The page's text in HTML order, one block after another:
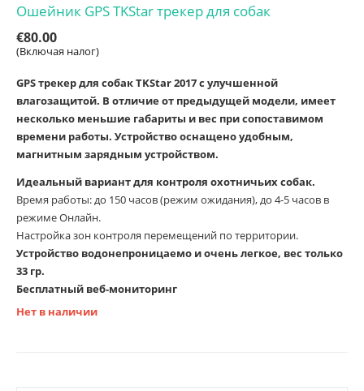
Ошейник GPS TKStar трекер для собак
€80.00
(Включая налог)
GPS трекер для собакTKStar 2017с улучшенной
влагозащитой. В отличие от предыдущей модели, имеет
несколько меньшие габариты и вес при сопоставимом
времени работы. Устройство оснащено удобным,
магнитным зарядным устройством.
Идеальный вариант для контроля охотничьих собак.
Время работы: до 150 часов (режим ожидания), до 4-5 часов в
режиме Онлайн.
Настройка зон контроля перемещений по территории.
Устройство водонепроницаемо и очень легкое, вес только
33 гр.
Бесплатный веб-мониторинг
Нет в наличии